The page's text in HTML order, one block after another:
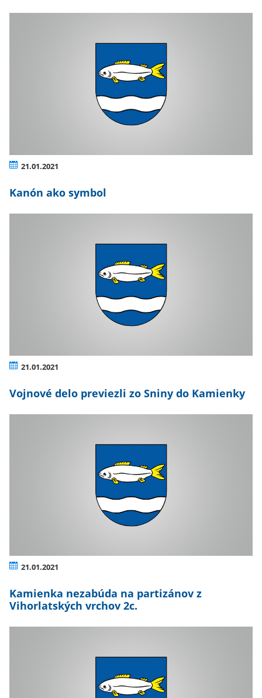
21.01.2021
Kanón ako symbol
21.01.2021
Vojnové delo previezli zo Sniny do Kamienky
21.01.2021
Kamienka nezabúda na partizánov z
Vihorlatských vrchov 2c.